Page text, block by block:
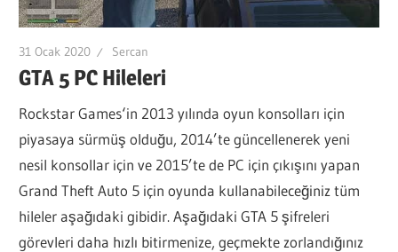
31 Ocak 2020 Sercan
GTA 5 PC Hileleri
Rockstar Games‘in 2013 yılında oyun konsolları için
piyasaya sürmüş olduğu, 2014’te güncellenerek yeni
nesil konsollar için ve 2015’te de PC için çıkışını yapan
Grand Theft Auto 5 için oyunda kullanabileceğiniz tüm
hileler aşağıdaki gibidir. Aşağıdaki GTA 5 şifreleri
görevleri daha hızlı bitirmenize, geçmekte zorlandığınız